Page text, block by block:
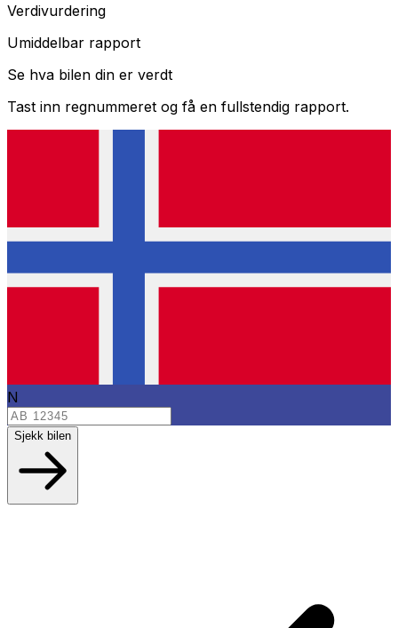
Verdivurdering
Umiddelbar rapport
Se hva bilen din er verdt
Tast inn regnummeret og få en fullstendig rapport.
N
Sjekk bilen